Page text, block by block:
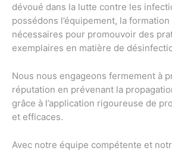
dévoué dans la lutte contre les
possédons l’équipement, la formation
nécessaires pour promouvoir des
exemplaires en matière de
Nous nous engageons fermement à
réputation en prévenant la
grâce à l’application rigoureuse de
et efficaces.
Avec notre équipe compétente et